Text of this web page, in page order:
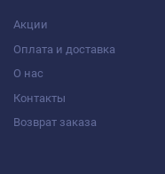
Акции
Оплата и доставка
О нас
Контакты
Возврат заказа